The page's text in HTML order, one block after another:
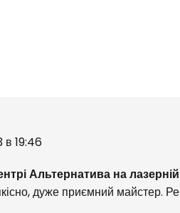
в 19:46
Альтернатива на
дуже приємний майстер.